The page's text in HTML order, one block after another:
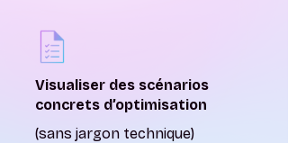
Visualiser des scénarios
concrets d’optimisation
(sans jargon technique)